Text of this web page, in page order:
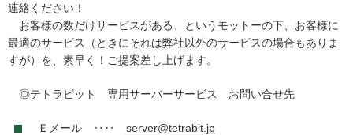
連絡ください！
お客様の数だけサービスがある、というモットーの下、お客様に
最適のサービス（ときにそれは弊社以外のサービスの場合もありま
すが）を、素早く！ご提案差し上げます。
◎テトラビット 専用サーバーサービス お問い合せ先
Ｅメール ‥‥ server@tetrabit.jp